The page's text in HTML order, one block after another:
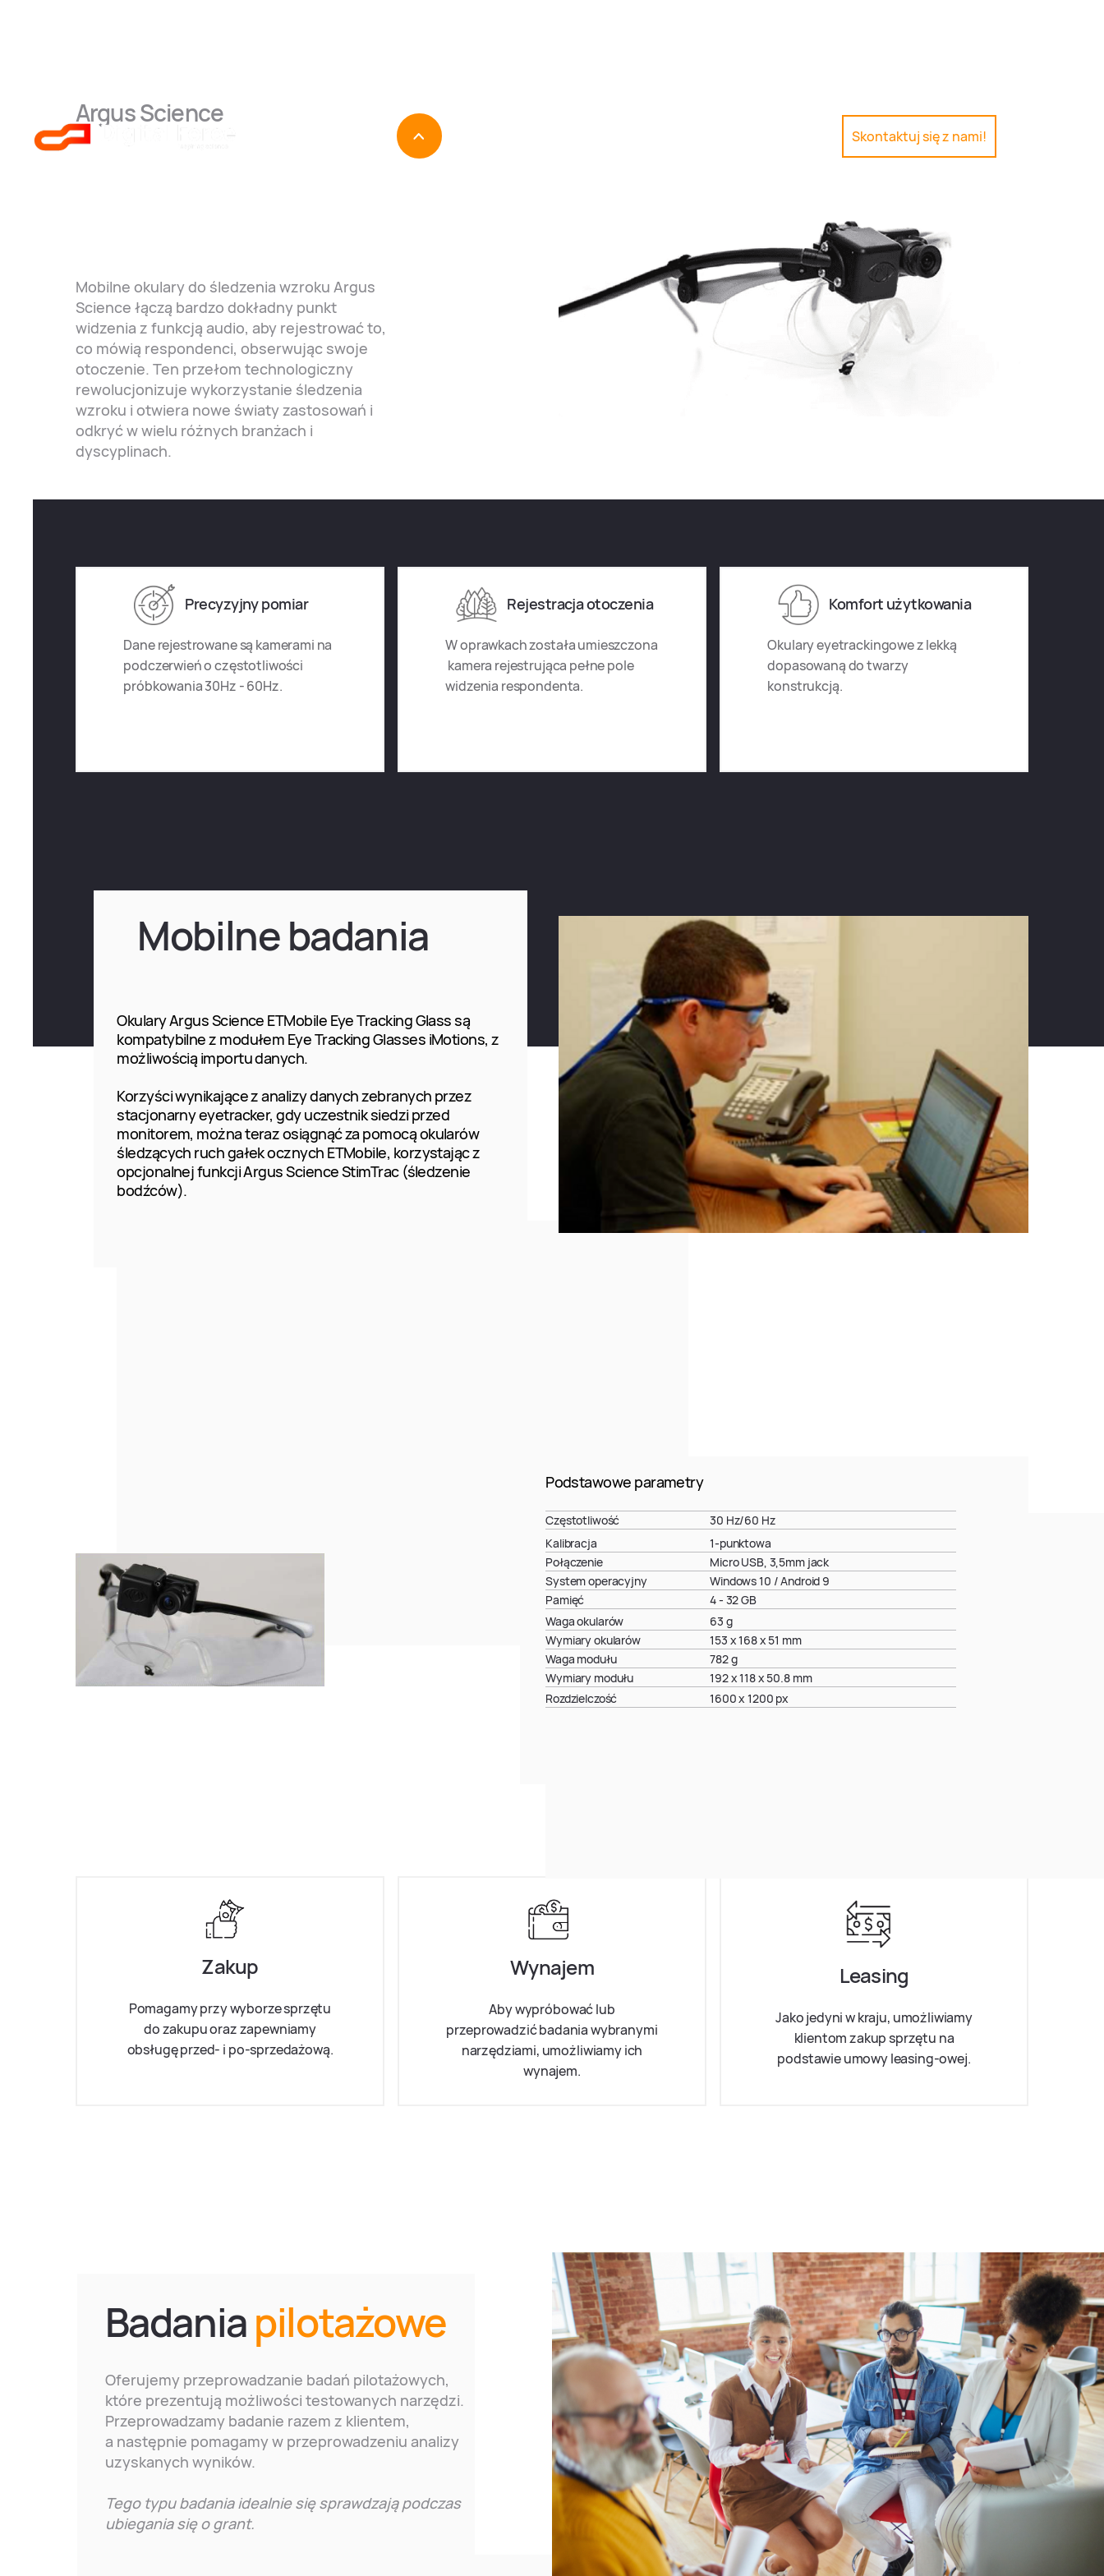
Dla nauki Skontaktuj się z nami!
Argus Science
Mobilne okulary do śledzenia wzroku Argus
Science łączą bardzo dokładny punkt
widzenia z funkcją audio, aby rejestrować to,
co mówią respondenci, obserwując swoje
otoczenie. Ten przełom technologiczny
rewolucjonizuje wykorzystanie śledzenia
wzroku i otwiera nowe światy zastosowań i
odkryć w wielu różnych branżach i
dyscyplinach.
Precyzyjny pomiar
Dane rejestrowane są kamerami na
podczerwień o częstotliwości
próbkowania 30Hz - 60Hz.
Rejestracja otoczenia
W oprawkach została umieszczona
kamera rejestrująca pełne pole
widzenia respondenta.
Komfort użytkowania
Okulary eyetrackingowe z lekką
dopasowaną do twarzy
konstrukcją.
Mobilne badania
Okulary Argus Science ETMobile Eye Tracking Glass są
kompatybilne z modułem Eye Tracking Glasses iMotions, z
możliwością importu danych.
Korzyści wynikające z analizy danych zebranych przez
stacjonarny eyetracker, gdy uczestnik siedzi przed
monitorem, można teraz osiągnąć za pomocą okularów
śledzących ruch gałek ocznych ETMobile, korzystając z
opcjonalnej funkcji Argus Science StimTrac (śledzenie
bodźców).
Podstawowe parametry
Częstotliwość
30 Hz/60 Hz
Kalibracja
1-punktowa
Połączenie
Micro USB, 3,5mm jack
System operacyjny
Windows 10 / Android 9
Pamięć
4 - 32 GB
Waga okularów
63 g
Wymiary okularów
153 x 168 x 51 mm
Waga modułu
782 g
Wymiary modułu
192 x 118 x 50.8 mm
Rozdzielczość
1600 x 1200 px
Zakup
Pomagamy przy wyborze sprzętu
do zakupu oraz zapewniamy
obsługę przed- i po-sprzedażową.
Wynajem
Aby wypróbować lub
przeprowadzić badania wybranymi
narzędziami, umożliwiamy ich
wynajem.
Leasing
Jako jedyni w kraju, umożliwiamy
klientom zakup sprzętu na
podstawie umowy leasing-owej.
Badaniapilotażowe
Oferujemy przeprowadzanie badań pilotażowych,
które prezentują możliwości testowanych narzędzi.
Przeprowadzamy badanie razem z klientem,
a następnie pomagamy w przeprowadzeniu analizy
uzyskanych wyników.
Tego typu badania idealnie się sprawdzają podczas
ubiegania się o grant.